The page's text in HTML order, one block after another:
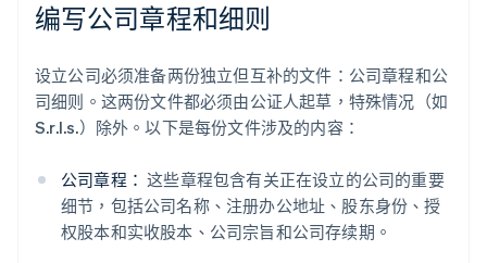
编写公司章程和细则
设立公司必须准备两份独立但互补的文件：公司章程和公
司细则。这两份文件都必须由公证人起草，特殊情况（如
S.r.l.s.）除外。以下是每份文件涉及的内容：
公司章程： 这些章程包含有关正在设立的公司的重要
细节，包括公司名称、注册办公地址、股东身份、授
权股本和实收股本、公司宗旨和公司存续期。